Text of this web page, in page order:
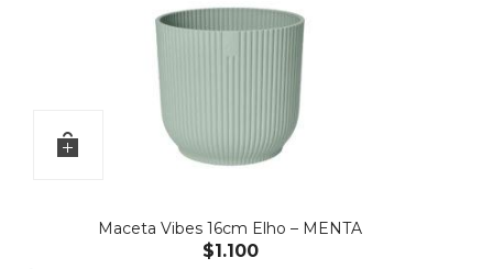
Maceta Vibes 16cm Elho – MENTA
$1.100